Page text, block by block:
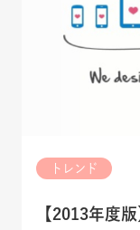
トレンド
【2013年度